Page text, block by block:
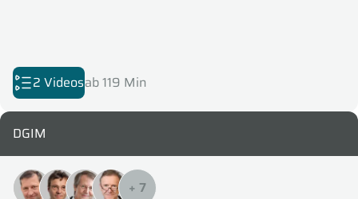
2 Videosab 119 Min
DGIM
+ 7